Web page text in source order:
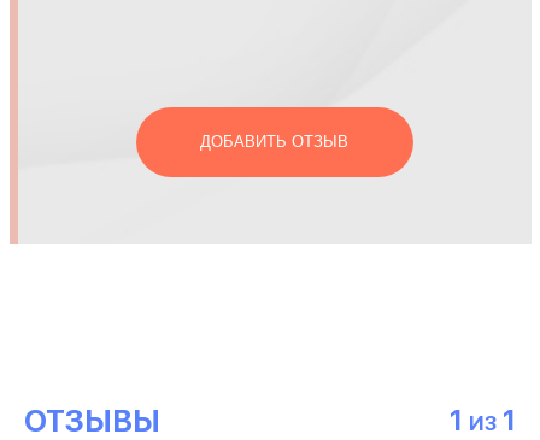
ДОБАВИТЬ ОТЗЫВ
ОТЗЫВЫ 1 ИЗ 1